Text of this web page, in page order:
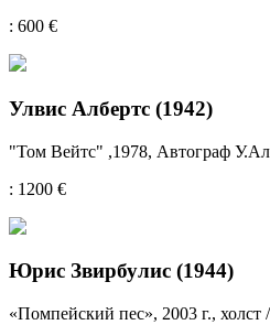
: 600 €
Улвис Албертс (1942)
"Том Вейтс" ,1978, Автограф
: 1200 €
Юрис Звирбулис (1944)
«Помпейский пес», 2003 г., холст